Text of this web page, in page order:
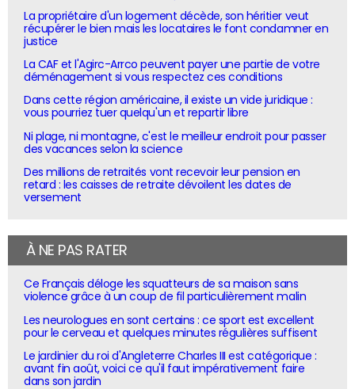
La propriétaire d'un logement décède, son héritier veut
récupérer le bien mais les locataires le font condamner en
justice
La CAF et l'Agirc-Arrco peuvent payer une partie de votre
déménagement si vous respectez ces conditions
Dans cette région américaine, il existe un vide juridique :
vous pourriez tuer quelqu'un et repartir libre
Ni plage, ni montagne, c'est le meilleur endroit pour passer
des vacances selon la science
Des millions de retraités vont recevoir leur pension en
retard : les caisses de retraite dévoilent les dates de
versement
À NE PAS RATER
Ce Français déloge les squatteurs de sa maison sans
violence grâce à un coup de fil particulièrement malin
Les neurologues en sont certains : ce sport est excellent
pour le cerveau et quelques minutes régulières suffisent
Le jardinier du roi d'Angleterre Charles III est catégorique :
avant fin août, voici ce qu'il faut impérativement faire
dans son jardin